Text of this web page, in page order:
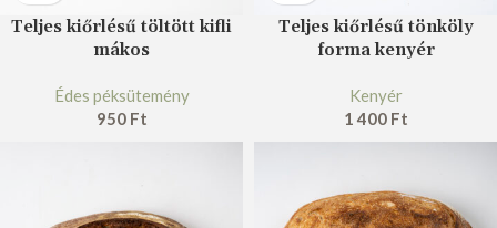
Teljes kiőrlésű töltött kifli
mákos
Édes péksütemény
950 Ft
Teljes kiőrlésű tönköly
forma kenyér
Kenyér
1 400 Ft